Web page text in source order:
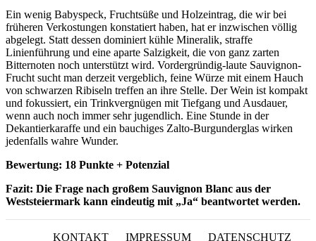
Ein wenig Babyspeck, Fruchtsüße und Holzeintrag, die wir bei
früheren Verkostungen konstatiert haben, hat er inzwischen völlig
abgelegt. Statt dessen dominiert kühle Mineralik, straffe
Linienführung und eine aparte Salzigkeit, die von ganz zarten
Bitternoten noch unterstützt wird. Vordergründig-laute Sauvignon-
Frucht sucht man derzeit vergeblich, feine Würze mit einem Hauch
von schwarzen Ribiseln treffen an ihre Stelle. Der Wein ist kompakt
und fokussiert, ein Trinkvergnügen mit Tiefgang und Ausdauer,
wenn auch noch immer sehr jugendlich. Eine Stunde in der
Dekantierkaraffe und ein bauchiges Zalto-Burgunderglas wirken
jedenfalls wahre Wunder.
Bewertung: 18 Punkte + Potenzial
Fazit: Die Frage nach großem Sauvignon Blanc aus der
Weststeiermark kann eindeutig mit „Ja“ beantwortet werden.
KONTAKT IMPRESSUM DATENSCHUTZ